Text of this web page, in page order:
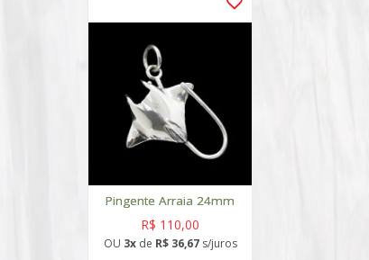
Pingente Arraia 24mm
R$ 110,00
OU 3xde R$ 36,67s/juros